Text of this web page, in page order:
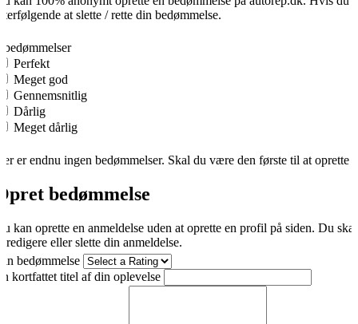
at slette / rette din bedømmelse.
bedømmelser
Perfekt
Meget god
Gennemsnitlig
Dårlig
Meget dårlig
er endnu ingen bedømmelser. Skal du være den første til at oprette
bedømmelse
kan oprette en anmeldelse uden at oprette en profil på siden. Du
redigere eller slette din anmeldelse.
bedømmelse
kortfattet titel af din oplevelse